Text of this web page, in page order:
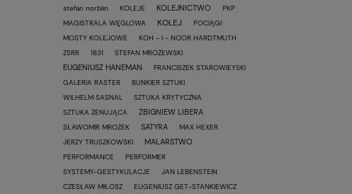
stefan norblin KOLEJE KOLEJNICTWO
PKP
MAGISTRALA WĘGLOWA
KOLEJ
POCIĄGI
MOSTY KOLEJOWE
KOH - I - NOOR HARDTMUTH
ZSRR
1831 STEFAN MROŻEWSKI
EUGENIUSZ HANEMAN
FRANCISZEK STAROWIEYSKI
GALERIA RASTER
BUNKIER SZTUKI
WILHELM SASNAL
SZTUKA KRYTYCZNA
SZTUKA ŻENUJĄCA
ZBIGNIEW LIBERA
SŁAWOMIR MROŻEK SATYRA
MAX HEXER
JERZY TRUSZKOWSKI
MALARSTWO
PERFORMANCE
PERFORMER
SYSTEMY-GESTYKULACJE
JAN LEBENSTEIN
CZESŁAW MIŁOSZ
EUGENIUSZ GET-STANKIEWICZ